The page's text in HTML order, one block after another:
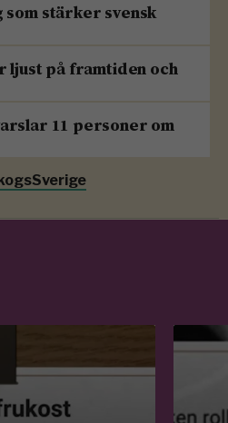
som stärker svensk
ljust på framtiden och
11 personer om